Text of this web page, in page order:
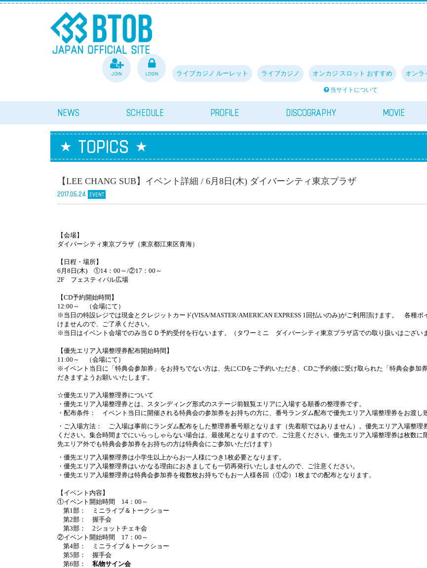
JOIN LOGIN ライブカジノ ルーレット ライブカジノ オンカジ スロット おすすめ オンラ
当サイトについて
NEWS SCHEDULE PROFILE DISCOGRAPHY MOVIE
TOPICS
【LEE CHANG SUB】イベント詳細 / 6月8日(木) ダイバーシティ東京プラザ
2017.05.24 EVENT
【会場】
ダイバーシティ東京プラザ（東京都江東区青海）
【日程・場所】
6 月 8 日 (木) ①14 ： 00 ～/②17 ： 00 ～
2F フェスティバル広場
【CD予約開始時間】
12:00 ～ （会場にて）
※ 当日の特設レジでは現金とクレジットカード(VISA/MASTER/AMERICAN EXPRESS 1 回払いのみ)がご利用頂けます。 各種ポ
けませんので、ご了承ください。
※当日はイベント会場でのみ当ＣＤ予約受付を行ないます。（タワーミニ ダイバーシティ東京プラザ店での取り扱いはござい
【優先エリア入場整理券配布開始時間】
11:00 ～ （会場にて）
※イベント当日に「特典会参加券」をお持ちでない方は、先にCDをご予約いただき、 CD ご予約後に受け取られた「特典会参加
だきますようお願いいたします。
☆優先エリア入場整理券について
・優先エリア入場整理券とは、スタンディング形式のステージ前観覧エリアに入場する順番の整理券です。
・配布条件： イベント当日に開催される特典会の参加券をお持ちの方に、番号ランダム配布で優先エリア入場整理券をお渡し
・ご入場方法： ご入場は事前にランダム配布をした整理券番号順となります（先着順ではありません）。優先エリア入場整
ください。集合時間までにいらっしゃらない場合は、最後尾となりますので、ご注意ください。優先エリア入場整理券は枚数
先エリア外でも特典会参加券をお持ちの方は特典会にご参加いただけます）
・優先エリア入場整理券は小学生以上からお一人様につき 1 枚必要となります。
・優先エリア入場整理券はいかなる理由におきましても一切再発行いたしませんので、ご注意ください。
・優先エリア入場整理券は特典会参加券を複数枚お持ちでもお一人様各回（①②） 1 枚までの配布となります。
【イベント内容】
①イベント開始時間 14 ： 00 ～
第1 部： ミニライブ＆トークショー
第2部： 握手会
第3部： 2ショットチェキ会
②イベント開始時間 17 ： 00 ～
第4部： ミニライブ＆トークショー
第5部： 握手会
第6部： 私物サイン会